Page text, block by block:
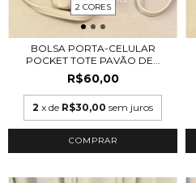
2 CORES
BOLSA PORTA-CELULAR
POCKET TOTE PAVÃO DE...
R$60,00
2 x de R$30,00 sem juros
COMPRAR